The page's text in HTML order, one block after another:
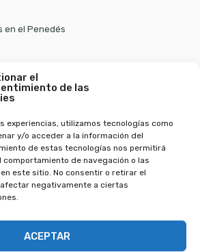
el
de las
experiencias, utilizamos tecnologías como
y/o acceder a la información del
de estas tecnologías nos permitirá
de navegación o las
este sitio. No consentir o retirar el
negativamente a ciertas
ACEPTAR
en el Penedés
Wam. Todos los derechos reservados.